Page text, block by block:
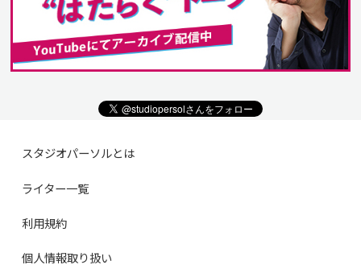
スタジオパーソルとは
ライター一覧
利用規約
個人情報取り扱い